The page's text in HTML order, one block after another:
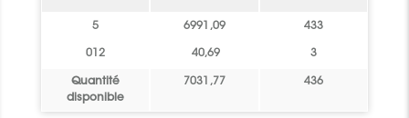
5 6991,09 433
012 40,69 3
Quantité
disponible
7031,77 436